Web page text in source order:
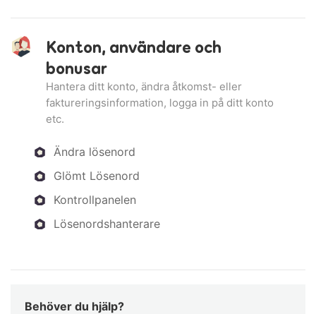
Konton, användare och
bonusar
Hantera ditt konto, ändra åtkomst- eller
faktureringsinformation, logga in på ditt konto
etc.
Ändra lösenord
Glömt Lösenord
Kontrollpanelen
Lösenordshanterare
Behöver du hjälp?